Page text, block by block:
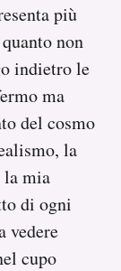
più
non
indietro le
ma
del cosmo
la
la mia
di ogni
vedere
cupo